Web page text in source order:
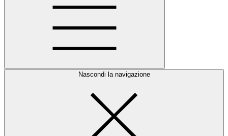
Nascondi la navigazione